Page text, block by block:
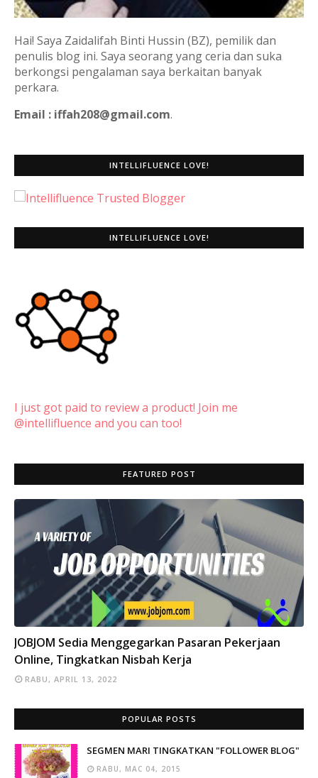
Hai! Saya Zaidalifah Binti Hussin (BZ), pemilik dan
penulis blog ini. Saya seorang yang ceria dan suka
berkongsi pengalaman saya berkaitan banyak
perkara.
Email : iffah208@gmail.com.
INTELLIFLUENCE LOVE!
INTELLIFLUENCE LOVE!
I just got paid to review a product! Join me
@intellifluence and you can too!
FEATURED POST
INFO
JOBJOM Sedia Menggegarkan Pasaran Pekerjaan
Online, Tingkatkan Nisbah Kerja
RABU, APRIL 13, 2022
POPULAR POSTS
SEGMEN MARI TINGKATKAN "FOLLOWER BLOG"
RABU, MAC 04, 2015